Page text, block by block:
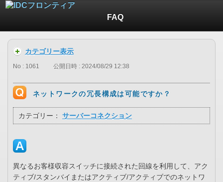
FAQ
カテゴリー表示
No : 1061 公開日時 : 2024/08/29 12:38
ネットワークの冗長構成は可能ですか？
カテゴリー： サーバーコネクション
異なるお客様収容スイッチに接続された回線を利用して、アク
ティブ/スタンバイまたはアクティブ/アクティブでのネットワ